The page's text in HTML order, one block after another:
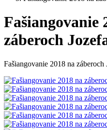
Fašiangovanie
záberoch
Fašiangovanie 2018 na záberoch